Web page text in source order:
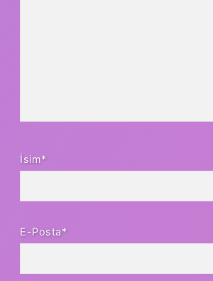
İsim*
E-Posta*